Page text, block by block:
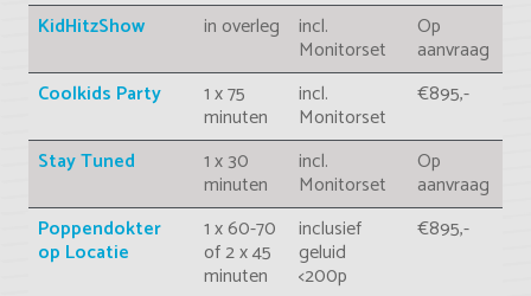
KidHitzShow in overleg incl.
Monitorset
Op
aanvraag
Coolkids Party
1 x 75
minuten
incl.
Monitorset
€895,-
Stay Tuned 1 x 30
minuten
incl.
Monitorset
Op
aanvraag
Poppendokter
op Locatie
1 x 60-70
of 2 x 45
minuten
inclusief
geluid
<200p
€895,-